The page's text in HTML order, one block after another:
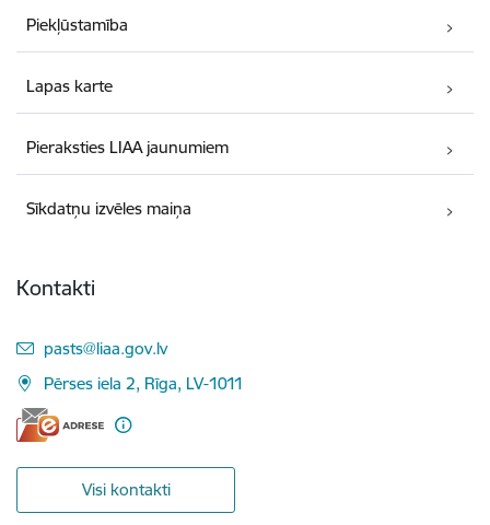
Piekļūstamība
Lapas karte
Pieraksties LIAA jaunumiem
Sīkdatņu izvēles maiņa
Kontakti
E-pasts:
pasts@liaa.gov.lv
Pērses iela 2, Rīga, LV-1011
Visi kontakti